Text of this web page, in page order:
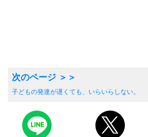
子どもの発達が遅くても、いらいらしない。